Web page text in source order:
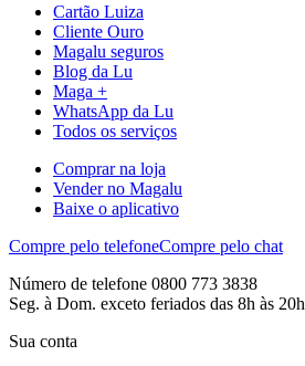
Cartão Luiza
Cliente Ouro
Magalu seguros
Blog da Lu
Maga +
WhatsApp da Lu
Todos os serviços
Comprar na loja
Vender no Magalu
Baixe o aplicativo
Compre pelo telefoneCompre pelo chat
Número de telefone 0800 773 3838
Seg. à Dom. exceto feriados das 8h às 20h
Sua conta